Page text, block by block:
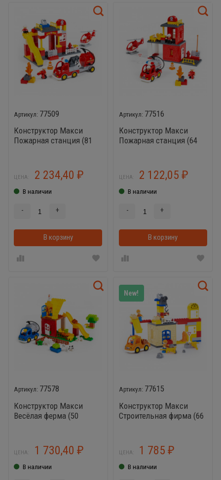
77509
Конструктор Макси
Пожарная станция (81
ЦЕНА: 2 234,40 ₽
В наличии
- +
В корзину В корзинке
77516
Конструктор Макси
Пожарная станция (64
ЦЕНА: 2 122,05₽
В наличии
- +
В корзину
77578
Конструктор Макси
Весёлая ферма (50
ЦЕНА: 1 730,40 ₽
В наличии
New!
77615
Конструктор Макси
Строительная фирма (66
ЦЕНА: 1 785₽
В наличии